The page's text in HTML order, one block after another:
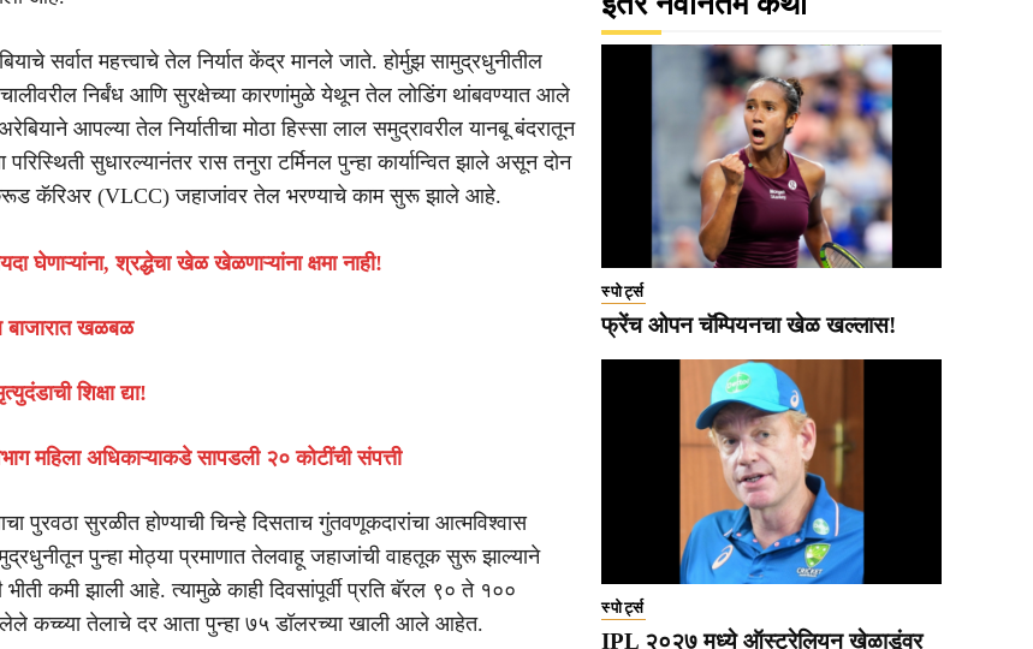
सर्वात महत्त्वाचे तेल निर्यात केंद्र मानले जाते. होर्मुझ सामुद्रधुनीतील
निर्बंध आणि सुरक्षेच्या कारणांमुळे येथून तेल लोडिंग थांबवण्यात आले
आपल्या तेल निर्यातीचा मोठा हिस्सा लाल समुद्रावरील यानबू बंदरातून
सुधारल्यानंतर रास तनुरा टर्मिनल पुन्हा कार्यान्वित झाले असून दोन
क्रूड कॅरिअर (VLCC) जहाजांवर तेल भरण्याचे काम सुरू झाले आहे.
घेणाऱ्यांना, श्रद्धेचा खेळ खेळणाऱ्यांना क्षमा नाही!
बाजारात खळबळ
शिक्षा द्या!
महिला अधिकाऱ्याकडे सापडली २० कोटींची संपत्ती
पुरवठा सुरळीत होण्याची चिन्हे दिसताच गुंतवणूकदारांचा आत्मविश्वास
पुन्हा मोठ्या प्रमाणात तेलवाहू जहाजांची वाहतूक सुरू झाल्याने
भीती कमी झाली आहे. त्यामुळे काही दिवसांपूर्वी प्रति बॅरल ९० ते १००
कच्च्या तेलाचे दर आता पुन्हा ७५ डॉलरच्या खाली आले आहेत.
स्पोर्ट्स
फ्रेंच ओपन चॅम्पियनचा खेळ खल्लास!
स्पोर्ट्स
IPL २०२७ मध्ये ऑस्ट्रेलियन खेळाडूंवर